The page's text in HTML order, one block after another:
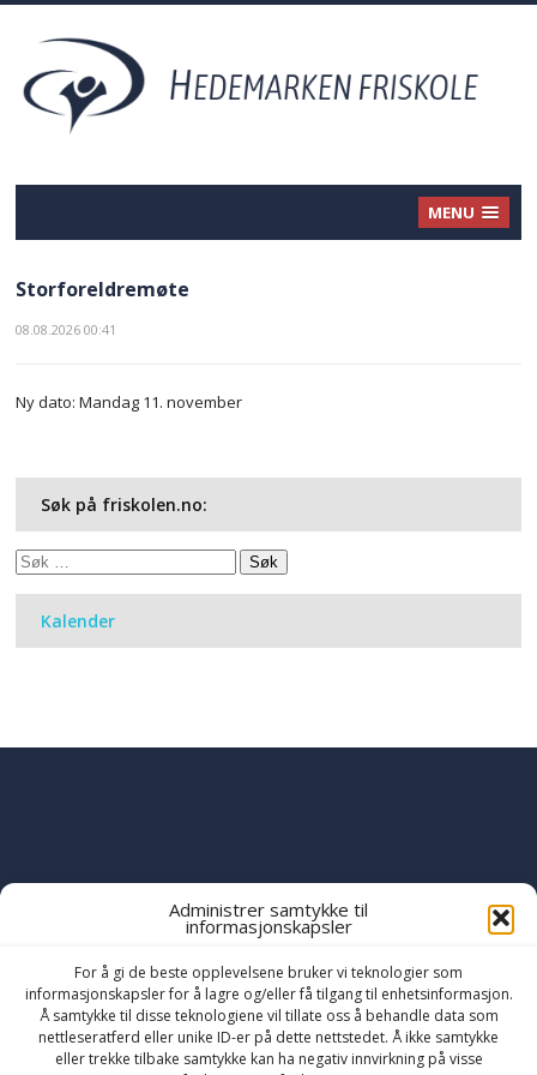
Administrer samtykke til
informasjonskapsler
For å gi de beste opplevelsene bruker vi teknologier som
informasjonskapsler for å lagre og/eller få tilgang til enhetsinformasjon.
Å samtykke til disse teknologiene vil tillate oss å behandle data som
nettleseratferd eller unike ID-er på dette nettstedet. Å ikke samtykke
eller trekke tilbake samtykke kan ha negativ innvirkning på visse
MENU
Storforeldremøte
08.08.2026 00:41
Ny dato: Mandag 11. november
Søk på friskolen.no:
Søk
Kalender
OF MINISTRIES